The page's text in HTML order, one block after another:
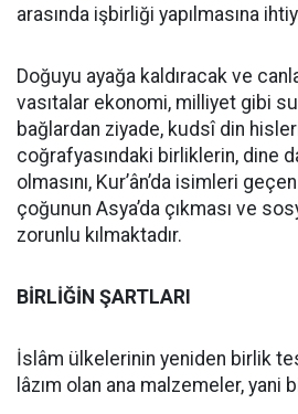
arasında işbirliği yapılmasına
Doğuyu ayağa kaldıracak ve
vasıtalar ekonomi, milliyet gibi
bağlardan ziyade, kudsî din
coğrafyasındaki birliklerin, dine
olmasını, Kur’ân’da isimleri
çoğunun Asya’da çıkması ve
zorunlu kılmaktadır.
BİRLİĞİN ŞARTLARI
İslâm ülkelerinin yeniden birlik
lâzım olan ana malzemeler, yani